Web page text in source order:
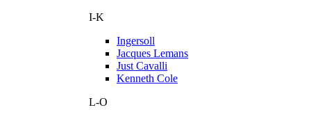
I-K
Ingersoll
Jacques Lemans
Just Cavalli
Kenneth Cole
L-O